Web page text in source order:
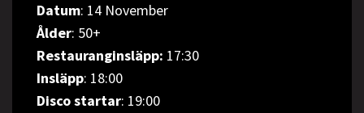
Datum: 14 November
Ålder: 50+
Restauranginsläpp: 17:30
Insläpp: 18:00
Disco startar: 19:00